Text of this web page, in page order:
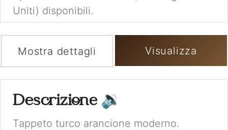
Uniti) disponibili.
Mostra dettagli Visualizza
Descrizione 🔉
Tappeto turco arancione moderno.